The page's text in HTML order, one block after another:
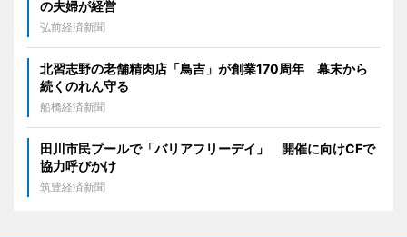
の夫婦が経営
弘前経済新聞
北習志野の老舗精肉店「鳥吉」が創業170周年 幕末から
続くのれん守る
船橋経済新聞
田川市民プールで「バリアフリーデイ」 開催に向けCFで
協力呼びかけ
筑豊経済新聞